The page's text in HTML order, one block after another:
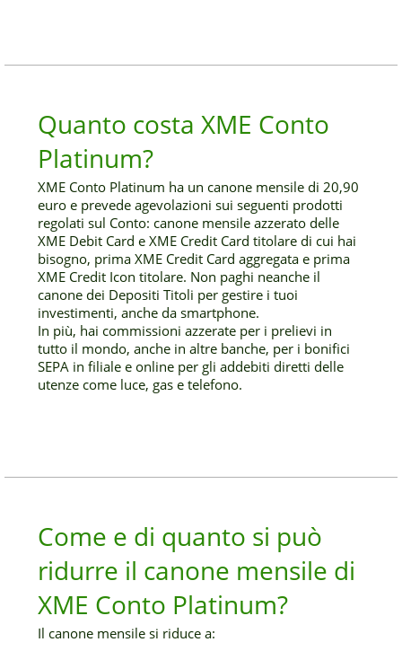
Quanto costa XME Conto
Platinum?
XME Conto Platinum ha un canone mensile di 20,90
euro e prevede agevolazioni sui seguenti prodotti
regolati sul Conto: canone mensile azzerato delle
XME Debit Card e XME Credit Card titolare di cui hai
bisogno, prima XME Credit Card aggregata e prima
XME Credit Icon titolare. Non paghi neanche il
canone dei Depositi Titoli per gestire i tuoi
investimenti, anche da smartphone.
In più, hai commissioni azzerate per i prelievi in
tutto il mondo, anche in altre banche, per i bonifici
SEPA in filiale e online per gli addebiti diretti delle
utenze come luce, gas e telefono.
Come e di quanto si può
ridurre il canone mensile di
XME Conto Platinum?
Il canone mensile si riduce a: